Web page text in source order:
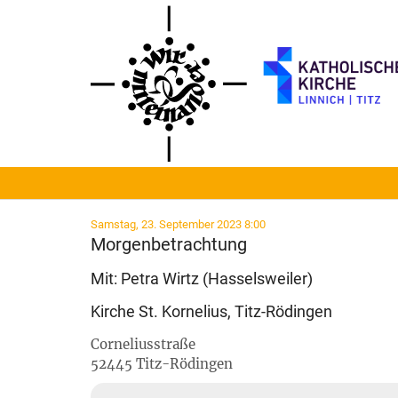
Samstag, 23. September 2023 8:00:
Morgenbetrachtung
Mit: Petra Wirtz (Hasselsweiler)
Kirche St. Kornelius, Titz-Rödingen
Corneliusstraße
52445 Titz-Rödingen